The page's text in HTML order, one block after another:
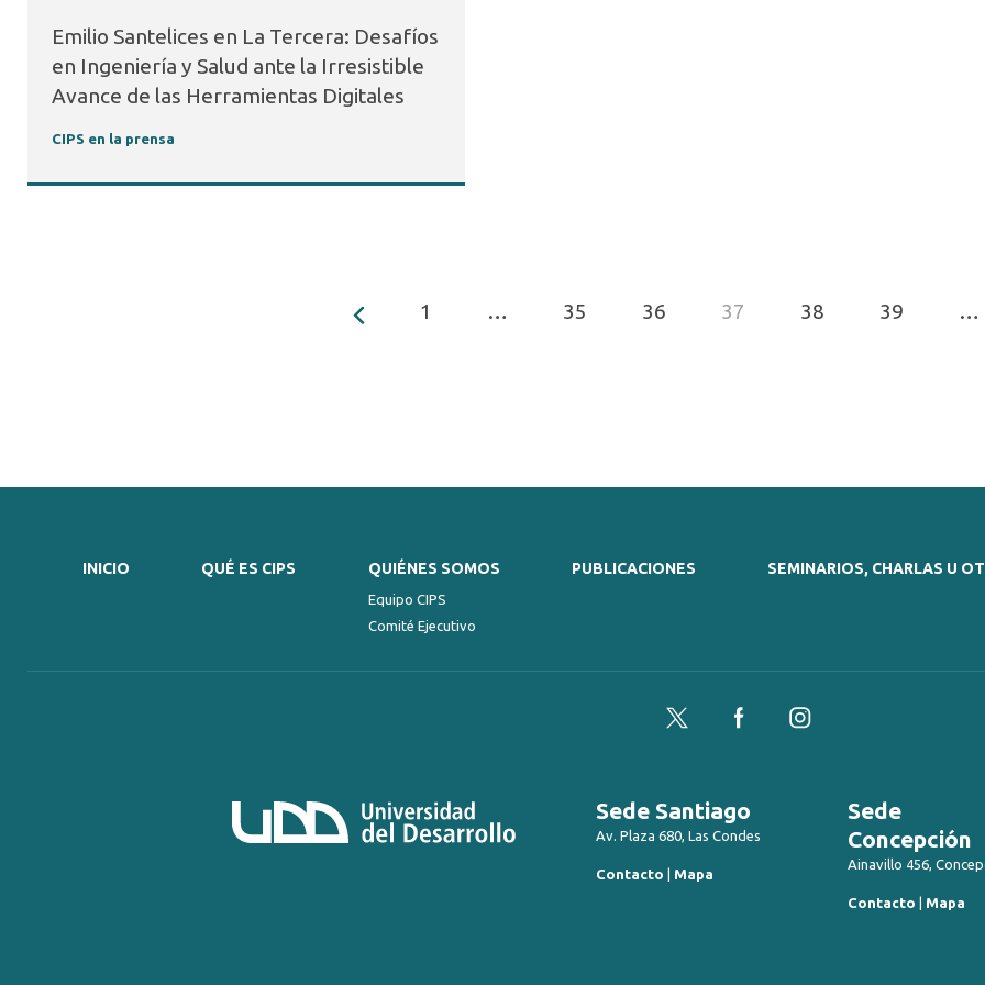
Emilio Santelices en La Tercera: Desafíos
en Ingeniería y Salud ante la Irresistible
Avance de las Herramientas Digitales
CIPS en la prensa
1 … 35 36 37 38 39 …
INICIO QUÉ ES CIPS QUIÉNES SOMOS
Equipo CIPS
Comité Ejecutivo
PUBLICACIONES SEMINARIOS, CHARLAS U
Twitter FacebookInstagram
Sede Santiago
Av. Plaza 680, Las Condes
Contacto | Mapa
Sede
Concepción
Ainavillo 456,
Contacto | Mapa